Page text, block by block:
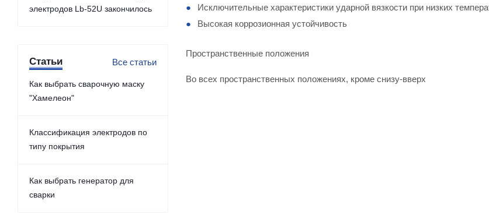
Исключительные характеристики ударной вязкости при низких
Высокая коррозионная устойчивость
Пространственные положения
Во всех пространственных положениях, кроме снизу-вверх
электродов Lb-52U закончилось
Статьи Все статьи
Как выбрать сварочную маску
"Хамелеон"
Классификация электродов по
типу покрытия
Как выбрать генератор для
сварки